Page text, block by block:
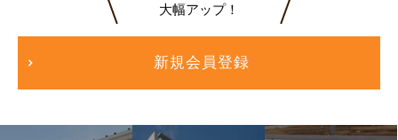
大幅アップ！
新規会員登録